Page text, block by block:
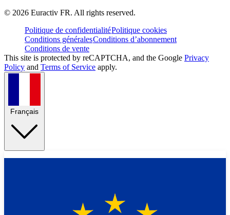
© 2026 Euractiv FR. All rights reserved.
Politique de confidentialitéPolitique cookies
Conditions généralesConditions d’abonnement
Conditions de vente
This site is protected by reCAPTCHA, and the Google Privacy
Policy and Terms of Service apply.
Français